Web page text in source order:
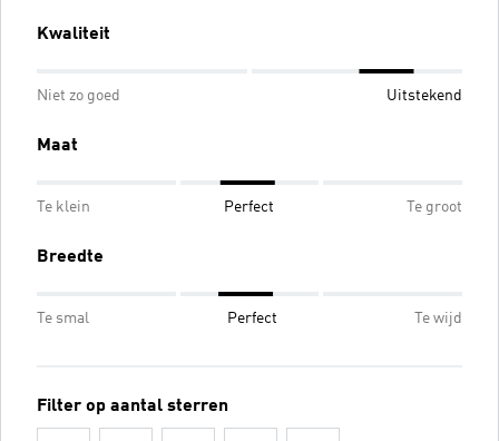
Kwaliteit
Niet zo goed Uitstekend
Maat
Te klein Perfect Te groot
Breedte
Te smal Perfect Te wijd
Filter op aantal sterren